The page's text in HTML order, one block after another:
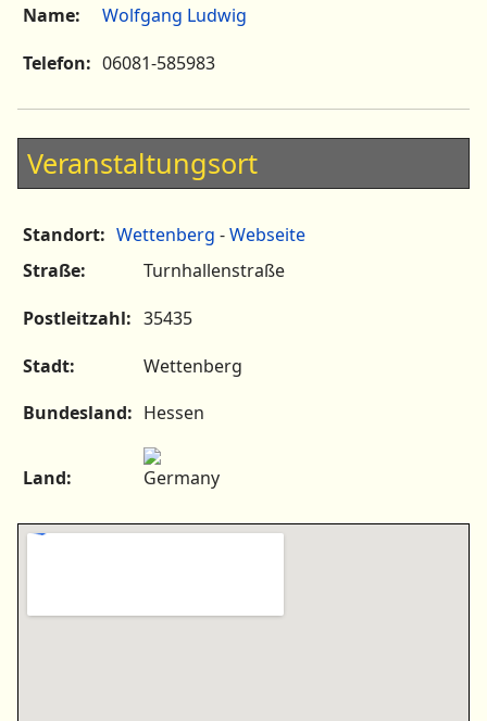
Name:
Wolfgang Ludwig
Telefon: 06081-585983
Veranstaltungsort
Standort: Wettenberg -Webseite
Straße:
Turnhallenstraße
Postleitzahl: 35435
Stadt:
Wettenberg
Bundesland: Hessen
Land: